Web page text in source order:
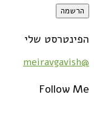
הפינטרסט שלי
@meiravgavish
Follow Me